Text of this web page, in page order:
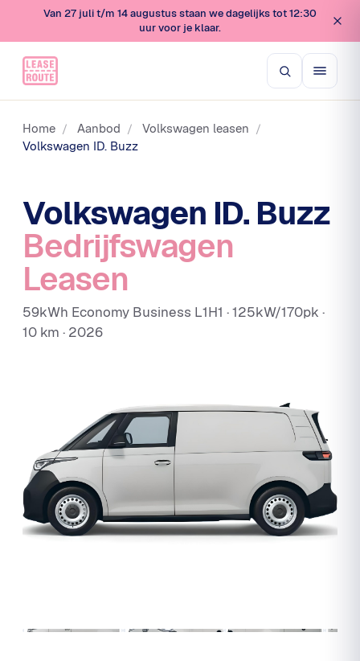
Van 27 juli t/m 14 augustus staan we dagelijks tot 12:30
uur voor je klaar.
Home / Aanbod / Volkswagen leasen /
Volkswagen ID. Buzz
Volkswagen ID. Buzz
Bedrijfswagen
Leasen
59kWh Economy Business L1H1 · 125kW/170pk ·
10 km · 2026